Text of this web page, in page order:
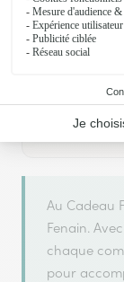
Au Cadeau
obtenu le
Au Cadeau
Fenain.
chaque
pour